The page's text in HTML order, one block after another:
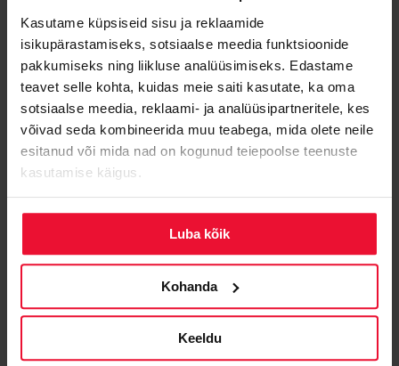
Kasutame küpsiseid sisu ja reklaamide
isikupärastamiseks, sotsiaalse meedia funktsioonide
pakkumiseks ning liikluse analüüsimiseks. Edastame
teavet selle kohta, kuidas meie saiti kasutate, ka oma
sotsiaalse meedia, reklaami- ja analüüsipartneritele, kes
võivad seda kombineerida muu teabega, mida olete neile
esitanud või mida nad on kogunud teiepoolse teenuste
kasutamise käigus.
Luba kõik
Kohanda
Keeldu
riigipühade ajal puhastusteenust ei osutata.
Kas puhastusteenust saab tellida ka teistele
sisuhaldustarkvaradele peale WordPress’i?
V:Puhastustöödele lähenetakse juhtumipõhiselt.
Zone pakub puhastusteenust teistele
sisuhaldustarkvaradele, kui see on võimalik. Täpse
hinnangu saab, kui saata meile päring aadressile
info@zone.ee.
Miks ja kuidas mu WordPress ära häkiti?
V:Enamasti kasutatakse turvaauke ära WordPressi
tuumas, pluginates ja teemades. Kui neid
komponente ei uuendata regulaarselt, muutuvad
need haavatavaks. Lisaks turvaaukudele
võimaldavad lihtsad ja kergesti äraarvatavad